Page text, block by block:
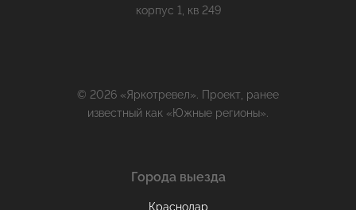
корпус 1, кв 249
© 2026 «Яркотревел». Проект, ранее
известный как «Южные регионы».
Города выезда
Краснодар